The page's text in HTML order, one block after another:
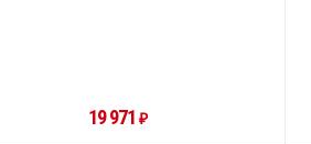
19 971₽